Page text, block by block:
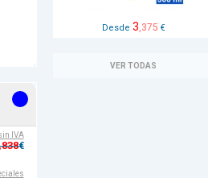
IVA
€
Desde 3,375 €
VER TODAS